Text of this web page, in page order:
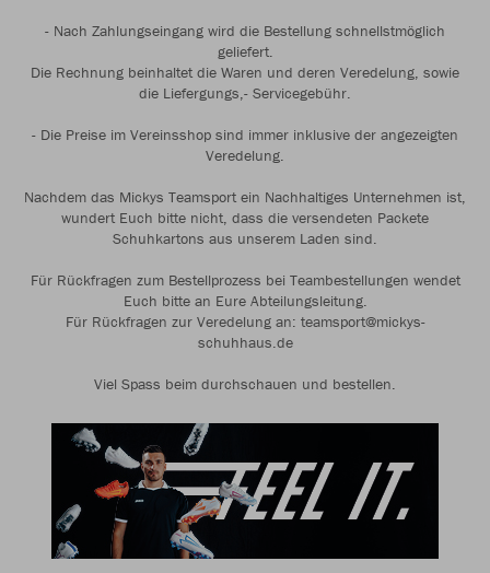
- Nach Zahlungseingang wird die Bestellung schnellstmöglich
geliefert.
Die Rechnung beinhaltet die Waren und deren Veredelung, sowie
die Liefergungs,- Servicegebühr.
- Die Preise im Vereinsshop sind immer inklusive der angezeigten
Veredelung.
Nachdem das Mickys Teamsport ein Nachhaltiges Unternehmen ist,
wundert Euch bitte nicht, dass die versendeten Packete
Schuhkartons aus unserem Laden sind.
Für Rückfragen zum Bestellprozess bei Teambestellungen wendet
Euch bitte an Eure Abteilungsleitung.
Für Rückfragen zur Veredelung an: teamsport@mickys-
schuhhaus.de
Viel Spass beim durchschauen und bestellen.